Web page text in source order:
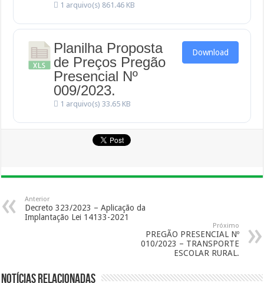
1 arquivo(s) 861.46 KB
Planilha Proposta
de Preços Pregão
Presencial Nº
009/2023.
1 arquivo(s)33.65 KB
Download
Anterior
Decreto 323/2023 – Aplicação da
Implantação Lei 14133-2021
Próximo
PREGÃO PRESENCIAL Nº
010/2023 – TRANSPORTE
ESCOLAR RURAL.
Notícias Relacionadas